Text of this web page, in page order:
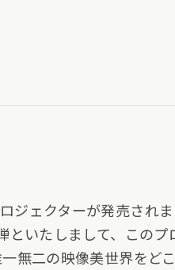
ジェクターが発売されま
いたしまして、このプ
無二の映像美世界をど